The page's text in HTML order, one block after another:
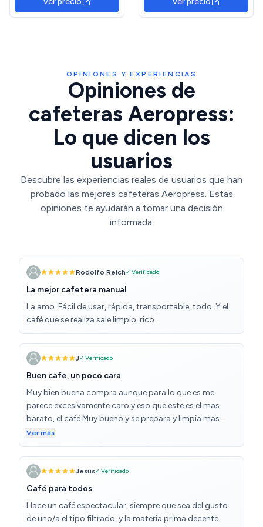
inox con función térmica
OPINIONES Y EXPERIENCIAS
Opiniones de
cafeteras Aeropress:
Lo que dicen los
usuarios
Descubre las experiencias reales de usuarios que han
probado las mejores cafeteras Aeropress. Estas
opiniones te ayudarán a tomar una decisión
informada.
Rodolfo Reich✓ Verificado
La mejor cafetera manual
La amo. Fácil de usar, rápida, transportable, todo. Y el
café que se realiza sale limpio, rico.
J✓ Verificado
Buen cafe, un poco cara
Muy bien buena compra aunque para lo que es me
parece excesivamente caro y eso que este es el mas
barato, el café Muy bueno y se prepara y limpia mas
rápido que la moka italiana clásica, lo compré porque
me cargue la mia por meterla en lavavajillas, sin mas
espero que dure tiempo, sino ya digo, excesivamente
caro (no deja de ser una jeringuilla de plastico grande
con 3 piezas extras de plastico duro
Ver más
Jesus✓ Verificado
Café para todos
Hace un café espectacular, siempre que sea del gusto
de uno/a el tipo filtrado, y la materia prima decente.